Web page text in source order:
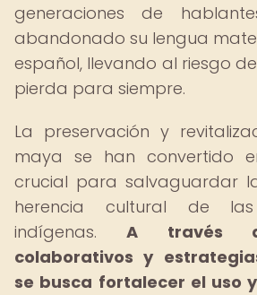
generaciones de
abandonado su lengua
español, llevando al riesgo
pierda para siempre.
La preservación y
maya se han convertido
crucial para salvaguardar
herencia cultural de las
indígenas.A través
colaborativos y
se busca fortalecer el uso